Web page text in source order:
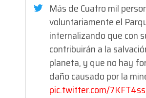
Más de Cuatro mil
voluntariamente el
internalizando que con
contribuirán a la
planeta, y que no hay
daño causado por la
pic.twitter.com/